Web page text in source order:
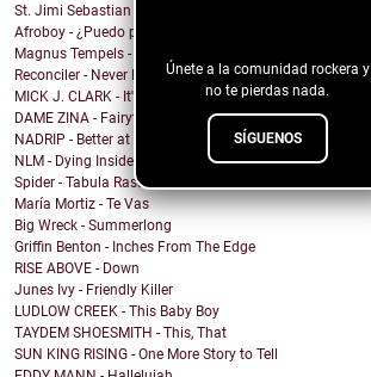
Únete a la comunidad rockera y
no te pierdas nada.
SÍGUENOS
St. Jimi Sebastian Cricket Club - Golden Parachuter
Afroboy - ¿Puedo parar un instante?
Magnus Tempels - Deep Feelings
Reconciler - Never Fade Away
MICK J. CLARK - It's Getting Near Christmas.
DAME ZINA - Fairytales
NADRIP - Better at Goodbye
NLM - Dying Inside (Without You)
Spider - Tabula Rasa
María Mortiz - Te Vas
Big Wreck - Summerlong
Griffin Benton - Inches From The Edge
RISE ABOVE - Down
Junes Ivy - Friendly Killer
LUDLOW CREEK - This Baby Boy
TAYDEM SHOESMITH - This, That
SUN KING RISING - One More Story to Tell